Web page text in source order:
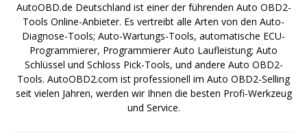
AutoOBD.de Deutschland ist einer der führenden Auto OBD2-
Tools Online-Anbieter. Es vertreibt alle Arten von den Auto-
Diagnose-Tools; Auto-Wartungs-Tools, automatische ECU-
Programmierer, Programmierer Auto Laufleistung; Auto
Schlüssel und Schloss Pick-Tools, und andere Auto OBD2-
Tools. AutoOBD2.com ist professionell im Auto OBD2-Selling
seit vielen Jahren, werden wir Ihnen die besten Profi-Werkzeug
und Service.